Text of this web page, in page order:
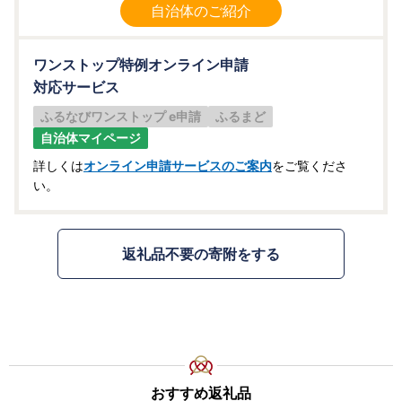
自治体のご紹介
ワンストップ特例オンライン申請
対応サービス
ふるなびワンストップ e申請
ふるまど
自治体マイページ
詳しくはオンライン申請サービスのご案内をご覧くださ
い。
返礼品不要の寄附をする
おすすめ返礼品